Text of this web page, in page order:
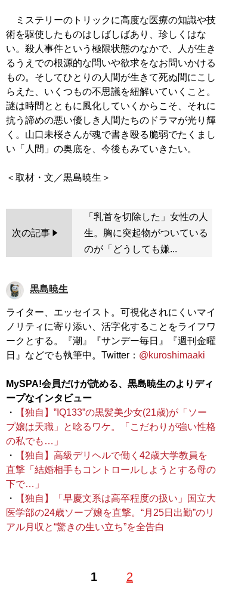
ミステリーのトリックに高度な医療の知識や技
術を駆使したものはしばしばあり、珍しくはな
い。殺人事件という極限状態のなかで、人が生き
るうえでの根源的な問いや欲求をなお問いかける
もの。そしてひとりの人間が生きて死ぬ間にこし
らえた、いくつもの不思議を紐解いていくこと。
謎は時間とともに風化していくからこそ、それに
抗う諦めの悪い優しき人間たちのドラマが光り輝
く。山口未桜さんが魂で書き殴る脆弱でたくまし
い「人間」の奥底を、今後もみていきたい。
次の記事
「乳首を切除した」女性の人
生。胸に突起物がついている
のが「どうしても嫌...
黒島暁生
ライター、エッセイスト。可視化されにくいマイ
ノリティに寄り添い、活字化することをライフワ
ークとする。『潮』『サンデー毎日』『週刊金曜
日』などでも執筆中。Twitter： @kuroshimaaki
MySPA!会員だけが読める、黒島暁生のよりディ
ープなインタビュー
・
【独自】‟IQ133”の黒髪美少女(21歳)が「ソー
プ嬢は天職」と唸るワケ。「こだわりが強い性格
の私でも…」
・
【独自】高級デリヘルで働く42歳大学教員を
直撃「結婚相手もコントロールしようとする母の
下で…」
・
【独自】「早慶文系は高卒程度の扱い」国立大
医学部の24歳ソープ嬢を直撃。“月25日出勤”のリ
アル月収と“驚きの生い立ち”を全告白
1 2